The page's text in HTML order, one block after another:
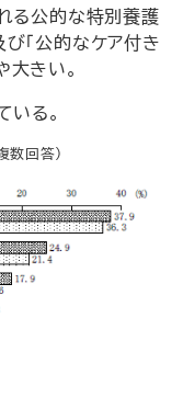
る公的な特別養護
「公的なケア付き
きい。
いる。
数回答）